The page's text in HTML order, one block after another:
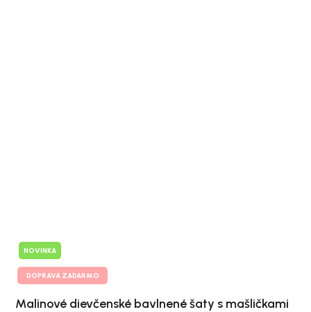
NOVINKA
DOPRAVA ZADARMO
Malinové dievčenské bavlnené šaty s mašličkami